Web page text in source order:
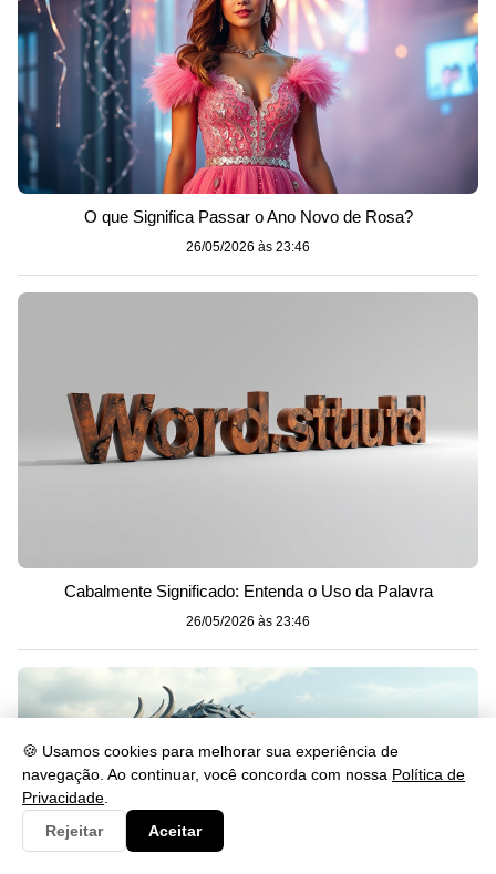
🍪 Usamos cookies para melhorar sua experiência de
navegação. Ao continuar, você concorda com nossa Política de
Privacidade
Rejeitar
Aceitar
O que Significa Passar o Ano Novo de Rosa?
26/05/2026 às 23:46
Cabalmente Significado: Entenda o Uso da Palavra
26/05/2026 às 23:46